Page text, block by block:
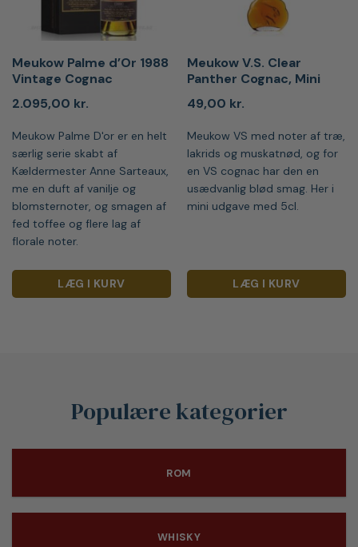
Meukow Palme d’Or 1988
Vintage Cognac
2.095,00 kr.
Meukow Palme D'or er en helt
særlig serie skabt af
Kældermester Anne Sarteaux,
me en duft af vanilje og
blomsternoter, og smagen af
fed toffee og flere lag af
florale noter.
LÆG I KURV
Meukow V.S. Clear
Panther Cognac, Mini
49,00 kr.
Meukow VS med noter af træ,
lakrids og muskatnød, og for
en VS cognac har den en
usædvanlig blød smag. Her i
mini udgave med 5cl.
LÆG I KURV
Populære kategorier
ROM
WHISKY